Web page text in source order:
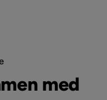
100000
med